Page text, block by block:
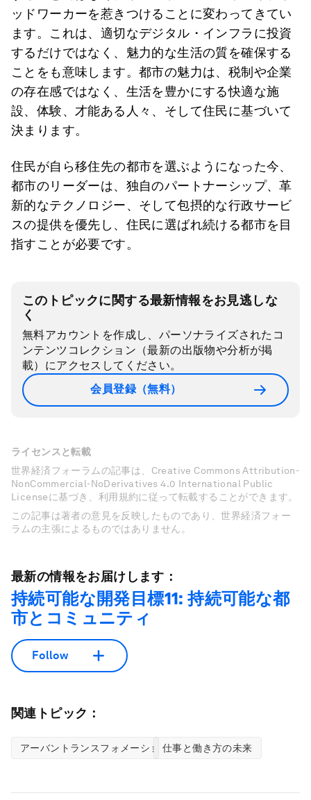
ッドワーカーを惹きつけることに変わってきてい
ます。これは、適切なデジタル・インフラに投資
するだけではなく、魅力的な生活の質を確保する
ことをも意味します。都市の魅力は、税制や企業
の存在感ではなく、生活を豊かにする快適な施
設、体験、才能ある人々、そして住民に基づいて
決まります。
住民が自ら移住先の都市を選ぶようになった今、
都市のリーダーは、独自のパートナーシップ、革
新的なテクノロジー、そして包摂的な行政サービ
スの提供を優先し、住民に選ばれ続ける都市を目
指すことが必要です。
このトピックに関する最新情報をお見逃しな
く
無料アカウントを作成し、パーソナライズされたコ
ンテンツコレクション（最新の出版物や分析が掲
載）にアクセスしてください。
会員登録（無料）
ライセンスと転載
世界経済フォーラムの記事は、Creative Commons Attribution-
NonCommercial-NoDerivatives 4.0 International Public
Licenseに基づき、利用規約に従って転載することができます。
この記事は著者の意見を反映したものであり、世界経済フォー
ラムの主張によるものではありません。
最新の情報をお届けします：
持続可能な開発目標11: 持続可能な都
市とコミュニティ
Follow
関連トピック：
アーバントランスフォメーション仕事と働き方の未来